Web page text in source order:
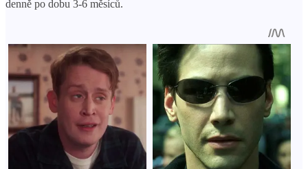
denně po dobu 3-6 měsíců.